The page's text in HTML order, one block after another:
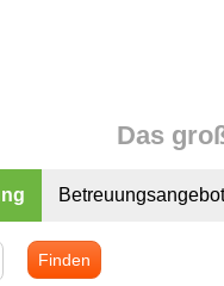
Das
Finden